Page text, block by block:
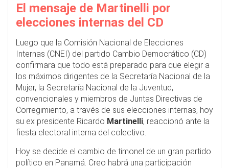
El mensaje de Martinelli por
elecciones internas del CD
Luego que la Comisión Nacional de Elecciones
Internas (CNEI) del partido Cambio Democrático (CD)
confirmara que todo está preparado para que elegir a
los máximos dirigentes de la Secretaría Nacional de la
Mujer, la Secretaría Nacional de la Juventud,
convencionales y miembros de Juntas Directivas de
Corregimiento, a través de sus elecciones internas, hoy
su ex presidente Ricardo Martinelli, reaccionó ante la
fiesta electoral interna del colectivo.
Hoy se decide el cambio de timonel de un gran partido
político en Panamá. Creo habrá una participación